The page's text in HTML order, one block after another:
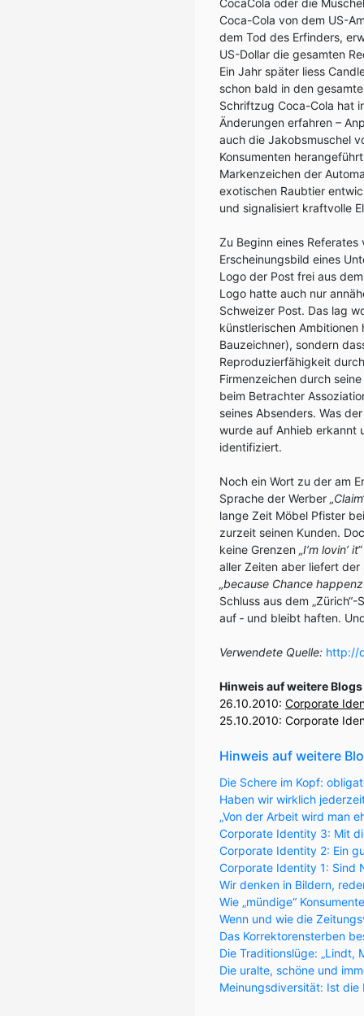
CocaCola oder die
Coca-Cola von dem US-
dem Tod des Erfinders,
US-Dollar die gesamten
Ein Jahr später liess
schon bald in den
Schriftzug Coca-Cola hat
Änderungen erfahren –
auch die Jakobsmuschel
Konsumenten
Markenzeichen der
exotischen Raubtier
und signalisiert kraftvolle
Zu Beginn eines
Erscheinungsbild eines
Logo der Post frei aus
Logo hatte auch nur
Schweizer Post. Das lag
künstlerischen
Bauzeichner), sondern
Reproduzierfähigkeit
Firmenzeichen durch
beim Betrachter
seines Absenders. Was
wurde auf Anhieb erkannt
identifiziert.
Noch ein Wort zu der am
Sprache der Werber
lange Zeit Möbel Pfister
zurzeit seinen Kunden.
keine Grenzen „I’m lovin’ it“
aller Zeiten aber liefert
„because Chance
Schluss aus dem
auf ‑ und bleibt haften.
Verwendete Quelle: http://
Hinweis auf weitere
26.10.2010: Corporate
25.10.2010: Corporate
Hinweis auf weitere
Die Schere im Kopf:
Haben wir wirklich
„Von der Arbeit wird man
Corporate Identity 3: Mit
Corporate Identity 2: Ein
Corporate Identity 1: Sind
Wir denken in Bildern,
Wie „mündige“
Wenn und wie die
Das Korrektorensterben
Die Traditionslüge: „Lindt,
Die uralte, schöne und
Meinungsdiversität: Ist die